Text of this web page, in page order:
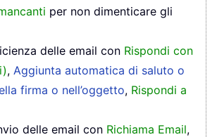
per non dimenticare gli
delle email con Rispondi con
, Aggiunta automatica di saluto o
firma o nell’oggetto, Rispondi a
delle email con Richiama Email,